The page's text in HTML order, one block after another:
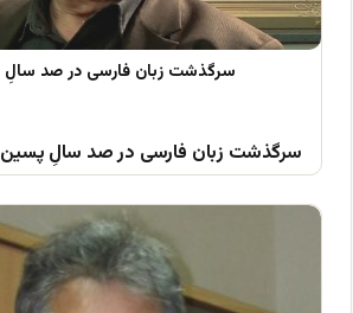
سرگذشت زبان فارسی در صد سالِ پسین